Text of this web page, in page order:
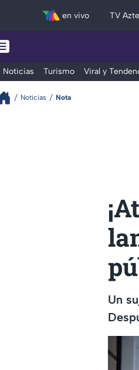
en vivo TV
Noticias Turismo Viral y
Noticias Nota
Un